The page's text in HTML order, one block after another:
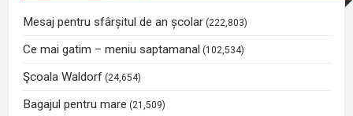
Mesaj pentru sfârșitul de an școlar (222,803)
Ce mai gatim – meniu saptamanal (102,534)
Şcoala Waldorf (24,654)
Bagajul pentru mare (21,509)